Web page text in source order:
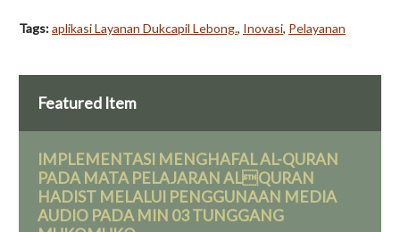
Tags:aplikasi Layanan Dukcapil Lebong., Inovasi, Pelayanan
Featured Item
IMPLEMENTASI MENGHAFAL AL-QURAN
PADA MATA PELAJARAN ALQURAN
HADIST MELALUI PENGGUNAAN MEDIA
AUDIO PADA MIN 03 TUNGGANG